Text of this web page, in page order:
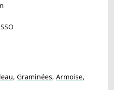
, Graminées, Armoise,